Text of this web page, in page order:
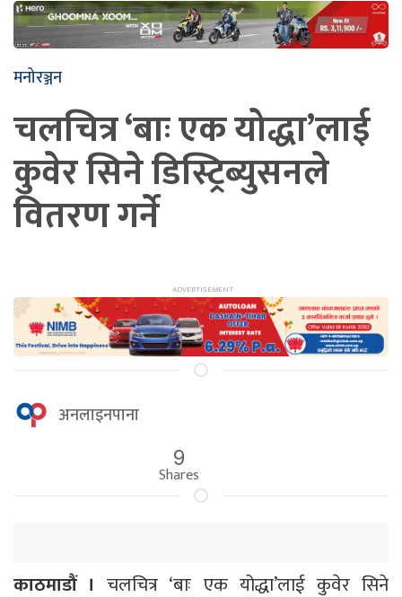
मनोरञ्जन
चलचित्र ‘बाः एक योद्धा’लाई
कुवेर सिने डिस्ट्रिब्युसनले
वितरण गर्ने
अनलाइनपाना
9
Shares
काठमाडौं । चलचित्र ‘बाः एक योद्धा’लाई कुवेर सिने